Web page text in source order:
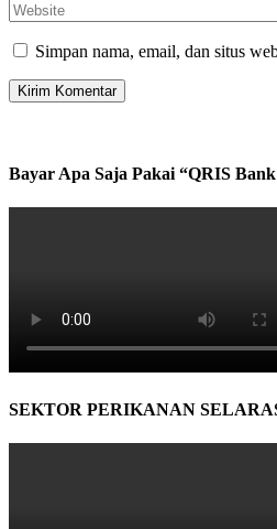
Simpan nama, email, dan situs
Bayar Apa Saja Pakai “QRIS
SEKTOR PERIKANAN